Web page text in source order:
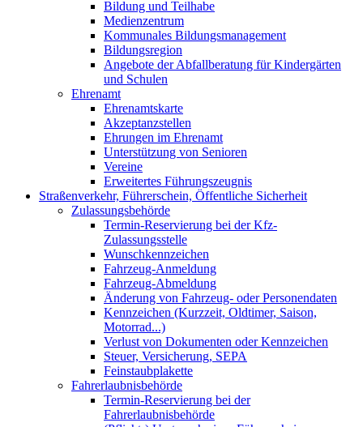
Bildung und Teilhabe
Medienzentrum
Kommunales Bildungsmanagement
Bildungsregion
Angebote der Abfallberatung für Kindergärten
und Schulen
Ehrenamt
Ehrenamtskarte
Akzeptanzstellen
Ehrungen im Ehrenamt
Unterstützung von Senioren
Vereine
Erweitertes Führungszeugnis
Straßenverkehr, Führerschein, Öffentliche Sicherheit
Zulassungsbehörde
Termin-Reservierung bei der Kfz-
Zulassungsstelle
Wunschkennzeichen
Fahrzeug-Anmeldung
Fahrzeug-Abmeldung
Änderung von Fahrzeug- oder Personendaten
Kennzeichen (Kurzzeit, Oldtimer, Saison,
Motorrad...)
Verlust von Dokumenten oder Kennzeichen
Steuer, Versicherung, SEPA
Feinstaubplakette
Fahrerlaubnisbehörde
Termin-Reservierung bei der
Fahrerlaubnisbehörde